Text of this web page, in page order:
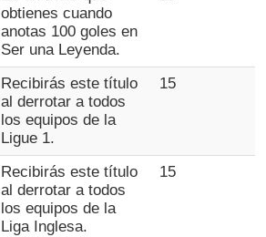
obtienes cuando
anotas 100 goles en
Ser una Leyenda.
Recibirás este título
al derrotar a todos
los equipos de la
Ligue 1.
15
Recibirás este título
al derrotar a todos
los equipos de la
Liga Inglesa.
15